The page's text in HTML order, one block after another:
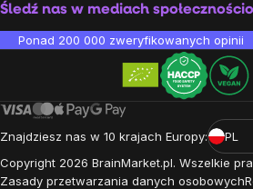
Śledź nas w mediach
Ponad 200 000 zweryfikowanych opinii
Znajdziesz nas w 10 krajach Europy:
PL
Copyright 2026 BrainMarket.pl. Wszelkie
Zasady przetwarzania danych osobowych